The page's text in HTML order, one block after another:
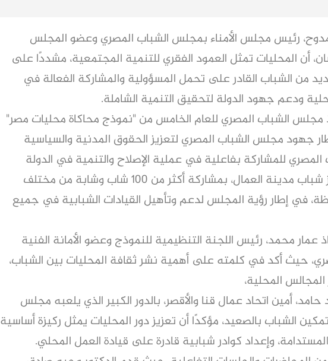
رئيس مجلس الأمناء بمجلس الشباب المصري وعضو المجلس
أن المحليات تمثل العمود الفقري للتنمية المجتمعية، مشددًا على
من الشباب القادر على تحمل المسؤولية والمشاركة الفعالة في
ودعم جهود الدولة لتحقيق التنمية الشاملة.
الشباب المصري للعام الخامس من "نموذج محاكاة محليات مصر"
جهود مجلس الشباب المصري لتعزيز الحقوق المدنية والسياسية
المصري للمشاركة بفاعلية في عملية الإصلاح والتنمية في الدولة
المصرية .وذلك بمركز شباب مدينة العمال، بمشاركة أكثر من 100 شاب وشابة من مختلف
في إطار رؤية المجلس لدعم وتأهيل القيادات الشبابية في جميع
عمار محمد، رئيس اللجنة التنظيمية للنموذج وعضو الأمانة الفنية
حيث أكد في كلمته على أهمية نشر ثقافة المحليات بين الشباب،
المحلية،
أمين اتحاد عمال قنا والأقصر، بالدور الكبير الذي يلعبه مجلس
الشباب بالصعيد، مؤكدًا أن تعزيز دور المحليات يمثل ركيزة أساسية
وإعداد كوادر شبابية قادرة على قيادة العمل المحلي.